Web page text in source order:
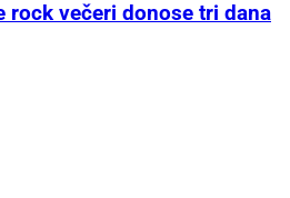
rock večeri donose tri dana